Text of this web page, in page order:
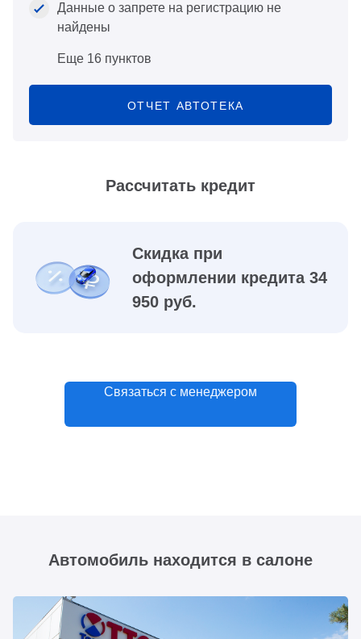
Данные о запрете на регистрацию не
найдены
Еще 16 пунктов
ОТЧЕТ АВТОТЕКА
Рассчитать кредит
Скидка при
оформлении кредита 34
950 руб.
Связаться с менеджером
Автомобиль находится в салоне